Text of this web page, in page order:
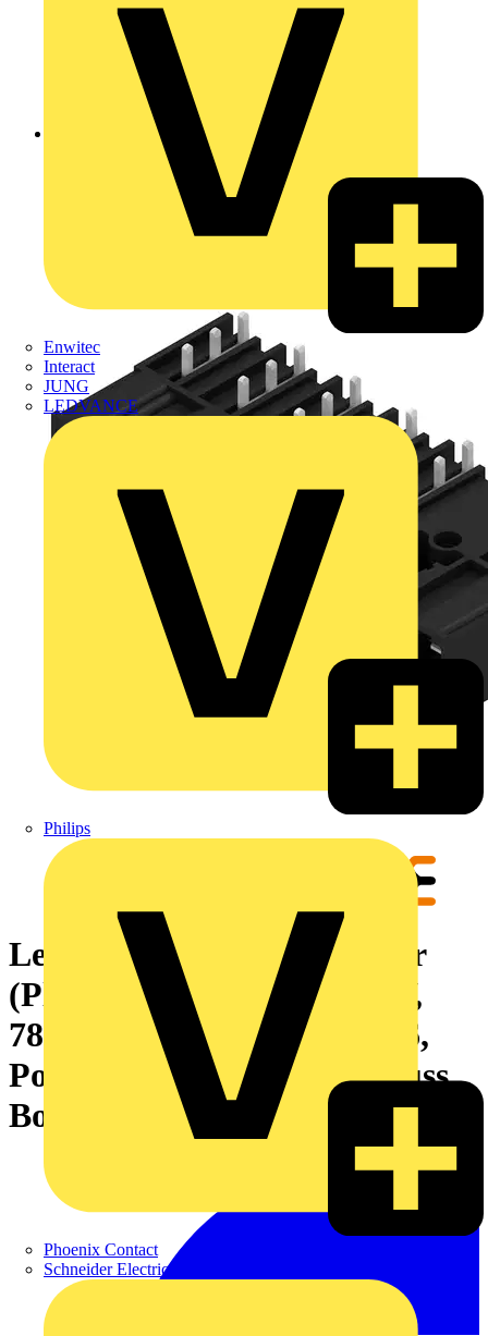
Enwitec
Interact
JUNG
LEDVANCE
Philips
Phoenix Contact
Schneider Electric
Zurück zu Produkte
Leiterplattensteckverbinder
(Platinenanschluss), 1000 V,
78.3 A, Raster in mm: 10.16,
Polzahl: 6, THT-Lötanschluss,
Box